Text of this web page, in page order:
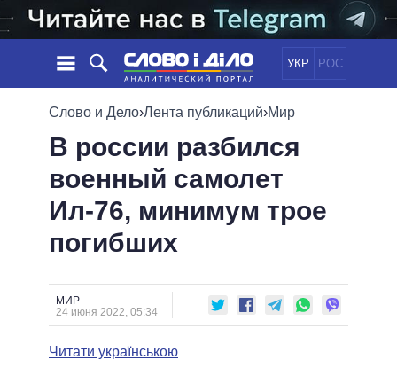
УКР РОС
НОВОСТИ
ЛЕНТА
СОБЫТИЯ
СТАТЬИ
МНЕНИЯ
ОБЗОРЫ
ДАЙДЖЕСТЫ
ПОЛИТИКА
ЭКОНОМИКА
ОБЩЕСТВО
МИР
ОБЕЩАНИЯ
ПОЛИТИКИ
ВСЕ ПОЛИТИКИ
ПРЕЗИДЕНТ И ОФИС
ВЕРХОВНАЯ РАДА
КАБИНЕТ МИНИСТРОВ
МЭРЫ
ИНФОГРАФИКА
ПОДДЕРЖАТЬ
СРАВНЕНИЕ ПОЛИТИКОВ
Слово и Дело›Лента публикаций›Мир
В россии разбился
военный самолет
Ил-76, минимум трое
погибших
МИР
24 июня 2022, 05:34
Читати українською